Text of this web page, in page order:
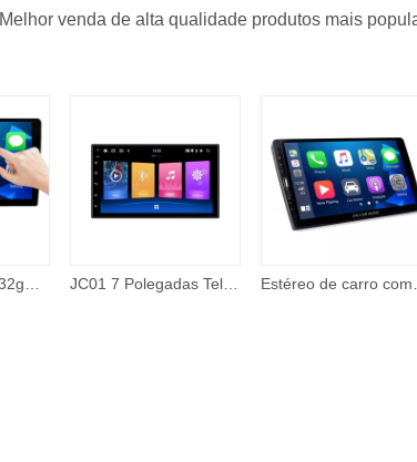
Melhor venda de alta qualidade produtos mais